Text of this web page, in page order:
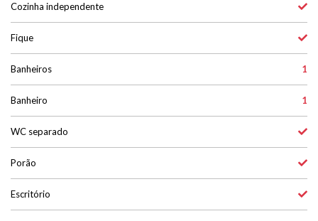
Cozinha independente
Fique
Banheiros 1
Banheiro 1
WC separado
Porão
Escritório